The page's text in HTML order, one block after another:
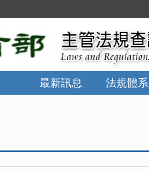
最新訊息 法規體系